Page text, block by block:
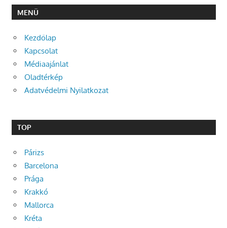
MENÜ
Kezdőlap
Kapcsolat
Médiaajánlat
Oladtérkép
Adatvédelmi Nyilatkozat
TOP
Párizs
Barcelona
Prága
Krakkó
Mallorca
Kréta